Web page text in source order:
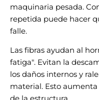
maquinaria pesada.
repetida puede hacer
falle.
Las fibras ayudan al
fatiga". Evitan la
los daños internos y
material. Esto